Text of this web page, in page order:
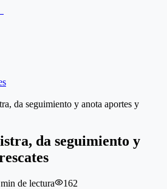
da seguimiento y anota aportes y
da seguimiento y
de lectura
162